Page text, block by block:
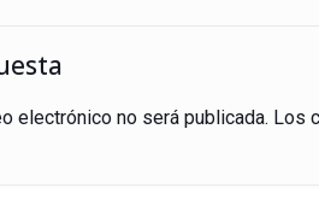
electrónico no será publicada. Los